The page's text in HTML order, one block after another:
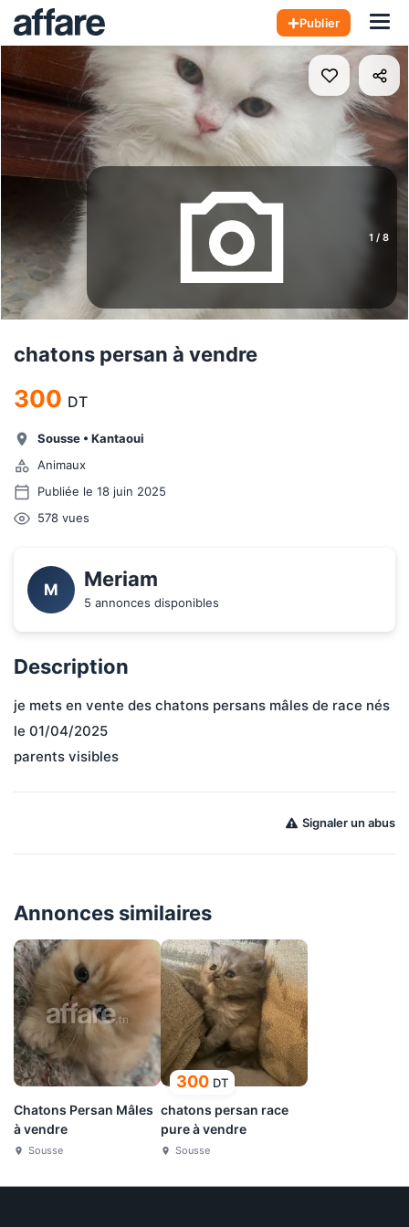
Publier
1 / 8
chatons persan à vendre
300 DT
Sousse • Kantaoui
Animaux
Publiée le 18 juin 2025
578 vues
M Meriam
5 annonces disponibles
Description
je mets en vente des chatons persans mâles de race nés
le 01/04/2025
parents visibles
Signaler un abus
Annonces similaires
Chatons Persan Mâles
à vendre
Sousse
300 DT
chatons persan race
pure à vendre
Sousse